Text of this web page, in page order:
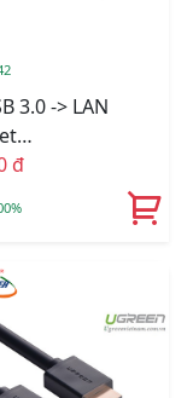
3.0 -> LAN
đ